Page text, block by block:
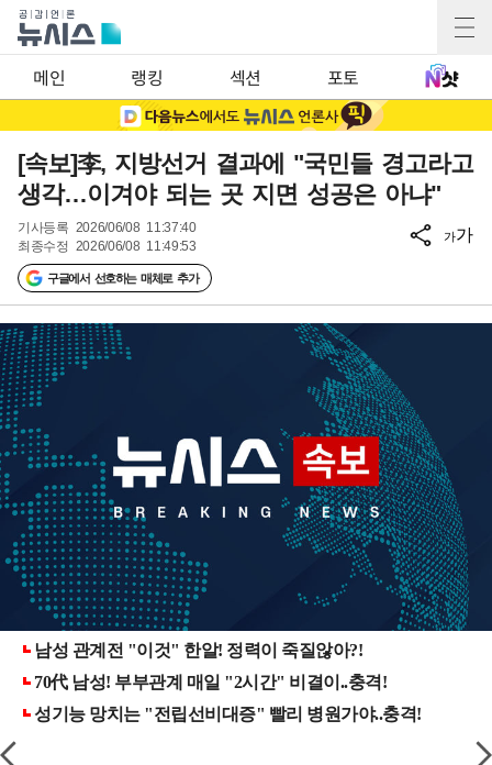
메인 랭킹 섹션 포토
[속보]李, 지방선거 결과에 "국민들 경고라고
생각…이겨야 되는 곳 지면 성공은 아냐"
기사등록 2026/06/08 11:37:40
최종수정 2026/06/08 11:49:53
구글에서 선호하는 매체로 추가
가가